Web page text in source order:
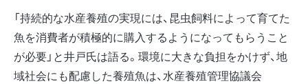
「持続的な水産養殖の実現には、昆虫飼料によって育てた
魚を消費者が積極的に購入するようになってもらうこと
が必要」と井戸氏は語る。環境に大きな負担をかけず、地
域社会にも配慮した養殖魚は、水産養殖管理協議会